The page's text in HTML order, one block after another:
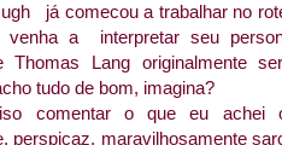
já comecou a trabalhar no
venha a interpretar seu
Thomas Lang originalmente
tudo de bom, imagina?
comentar o que eu achei
perspicaz, maravilhosamente